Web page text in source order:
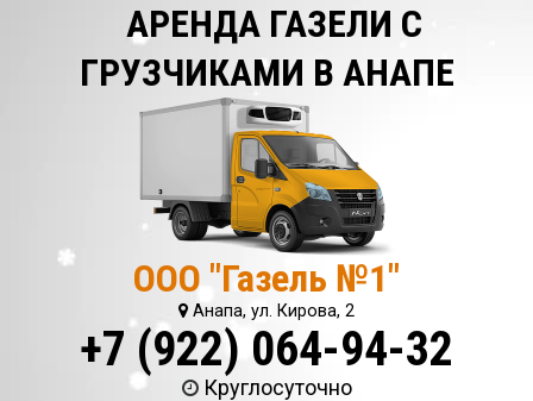
АРЕНДА ГАЗЕЛИ С
ГРУЗЧИКАМИ В АНАПЕ
ООО "Газель №1"
Анапа, ул. Кирова, 2
+7 (922) 064-94-32
Круглосуточно